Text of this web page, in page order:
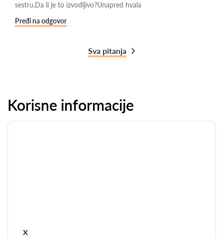
sestru.Da li je to izvodljivo?Unapred hvala
Pređi na odgovor
Sva pitanja
Korisne informacije
x